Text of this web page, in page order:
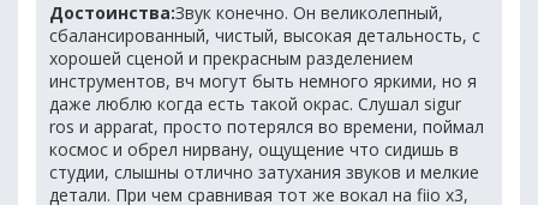
Достоинства:Звук конечно. Он великолепный,
сбалансированный, чистый, высокая детальность, с
хорошей сценой и прекрасным разделением
инструментов, вч могут быть немного яркими, но я
даже люблю когда есть такой окрас. Слушал sigur
ros и apparat, просто потерялся во времени, поймал
космос и обрел нирвану, ощущение что сидишь в
студии, слышны отлично затухания звуков и мелкие
детали. При чем сравнивая тот же вокал на fiio x3,